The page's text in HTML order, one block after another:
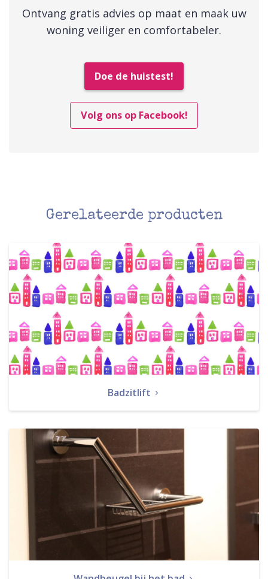
Ontvang gratis advies op maat en maak uw
woning veiliger en comfortabeler.
Doe de huistest!
Volg ons op Facebook!
Gerelateerde producten
Badzitlift